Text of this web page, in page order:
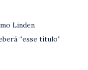
Linden
“esse título”